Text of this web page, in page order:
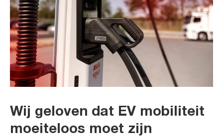
Wij geloven dat EV mobiliteit
moeiteloos moet zijn